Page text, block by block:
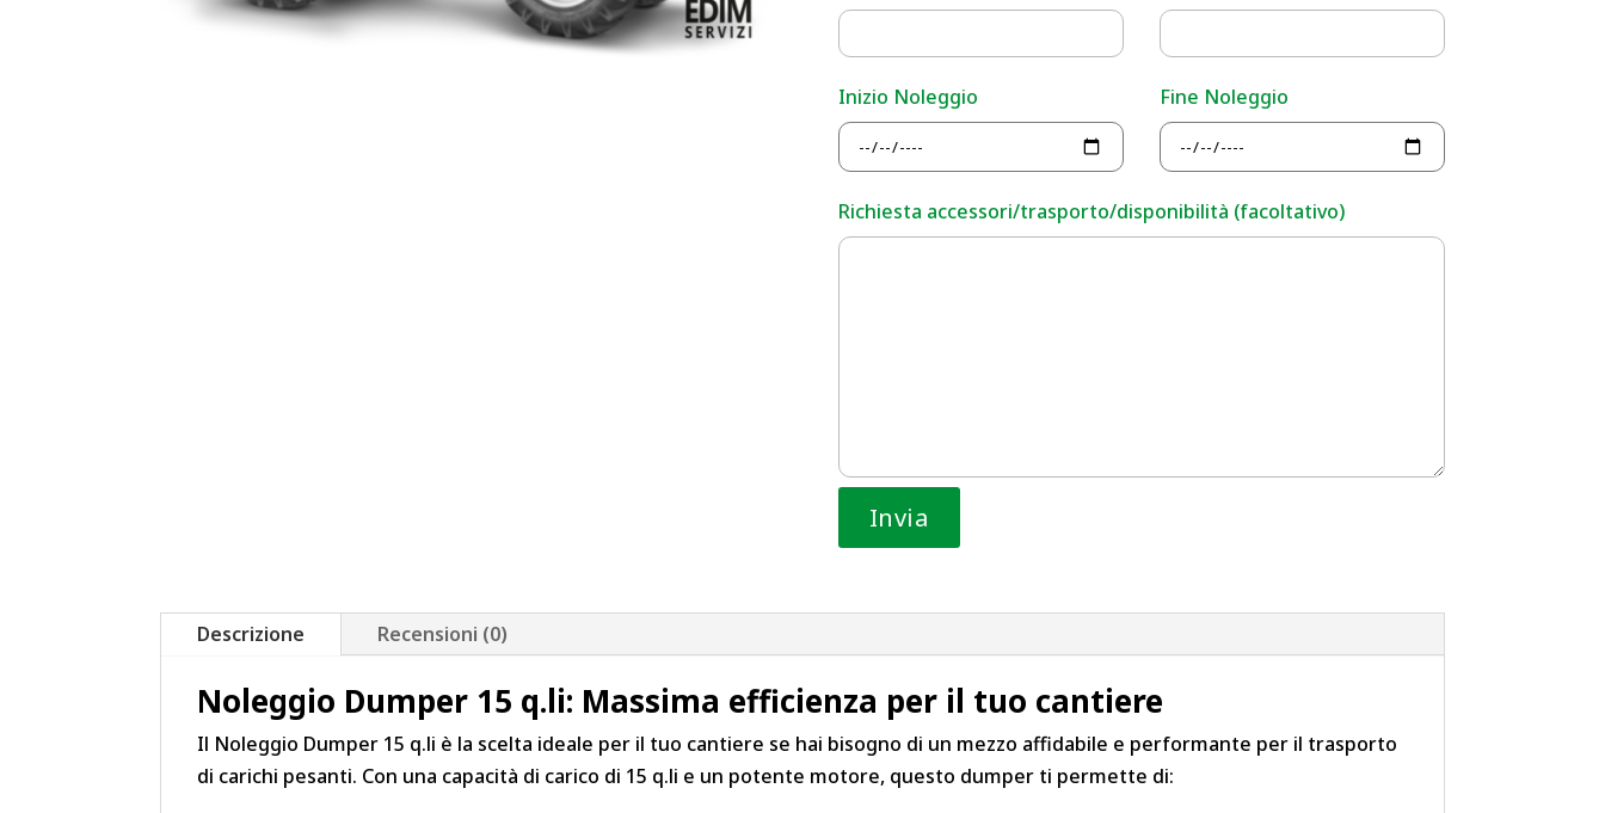
Inizio Noleggio Fine Noleggio
Richiesta accessori/trasporto/disponibilità (facoltativo)
Descrizione Recensioni (0)
Noleggio Dumper 15 q.li: Massima efficienza per il tuo cantiere
Il Noleggio Dumper 15 q.li è la scelta ideale per il tuo cantiere se hai bisogno di un mezzo affidabile e performante per il trasporto
di carichi pesanti. Con una capacità di carico di 15 q.li e un potente motore, questo dumper ti permette di: